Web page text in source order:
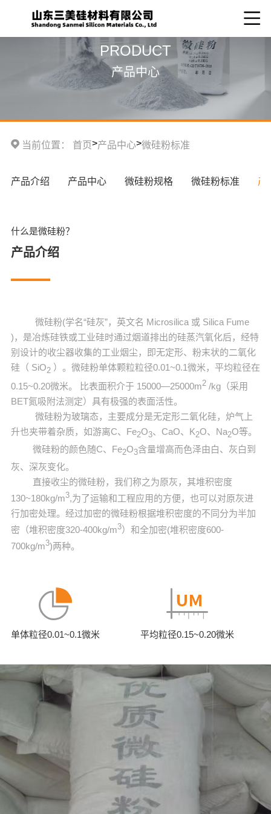
PRODUCT
产品中心
当前位置： 首页>产品中心>微硅粉标准
产品介绍 产品中心 微硅粉规格 微硅粉标准 产
什么是微硅粉？
产品介绍
微硅粉(学名“硅灰”，英文名 Microsilica 或 Silica Fume
)，是冶炼硅铁或工业硅时通过烟道排出的硅蒸汽氧化后，经特
别设计的收尘器收集的工业烟尘，即无定形、粉末状的二氧化
硅（ SiO2）。微硅粉单体颗粒粒径0.01~0.1微米，平均粒径在
0.15~0.20微米。 比表面积介于 15000—25000m2/kg（采用
BET氮吸附法测定）具有极强的表面活性。
微硅粉为玻璃态，主要成分是无定形二氧化硅，炉气上
升也夹带着杂质，如游离C、Fe2O3、CaO、K2O、Na2O等。
微硅粉的颜色随C、Fe2O3含量增高而色泽由白、灰白到
灰、深灰变化。
直接收尘的微硅粉，我们称之为原灰，其堆积密度
130~180kg/m3,为了运输和工程应用的方便，也可以对原灰进
行加密处理。经过加密的微硅粉根据堆积密度的不同分为半加
密（堆积密度320-400kg/m3）和全加密(堆积密度600-
700kg/m3)两种。
单体粒径0.01~0.1微米 平均粒径0.15~0.20微米